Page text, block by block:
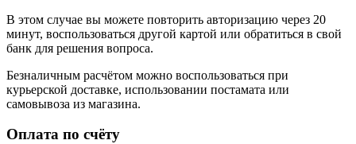
В этом случае вы можете повторить авторизацию через 20
минут, воспользоваться другой картой или обратиться в свой
банк для решения вопроса.
Безналичным расчётом можно воспользоваться при
курьерской доставке, использовании постамата или
самовывоза из магазина.
Оплата по счёту